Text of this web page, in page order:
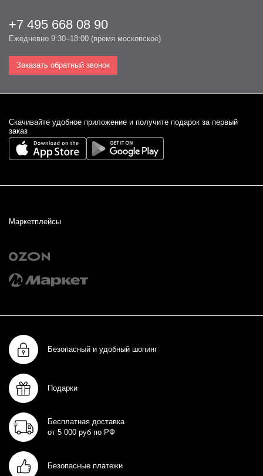
+7 495 668 08 90
Ежедневно 9:30–18:00 (время московское)
Заказать обратный звонок
Cкачивайте удобное приложение и получите подарок за первый
заказ
Маркетплейсы
Безопасный и удобный шопинг
Подарки
Бесплатная доставка
от 5 000 руб по РФ
Безопасные платежи